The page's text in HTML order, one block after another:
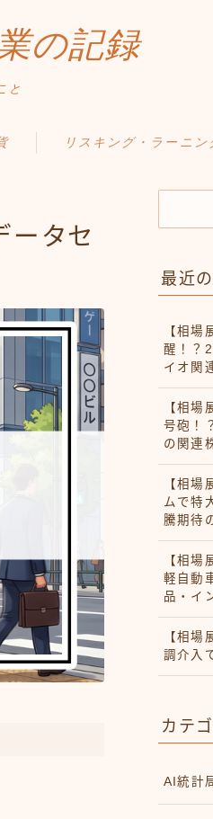
の記録
と
リスキング・ラーニン
ータセ
最近
【相場
醒！？
イオ関
【相場
号砲！
の関連
【相場
ムで特
騰期待
【相場
軽自動
品・イ
【相場
調介入
カテ
AI統計